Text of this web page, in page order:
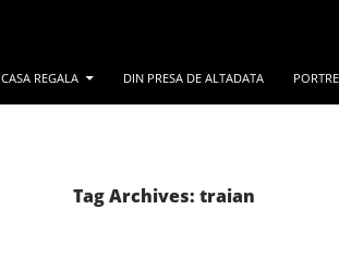
CASA REGALA DIN PRESA DE ALTADATA
Tag Archives: traian